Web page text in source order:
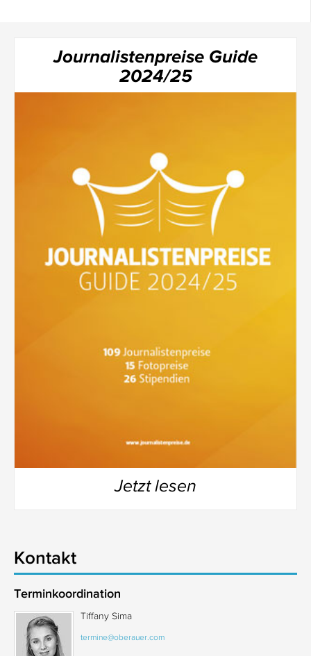
Journalistenpreise Guide
2024/25
Jetzt lesen
Kontakt
Terminkoordination
Tiffany Sima
termine@oberauer.com